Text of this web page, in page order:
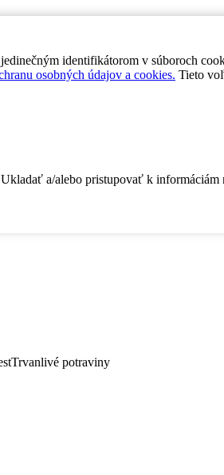
identifikátorom v súboroch
osobných údajov a cookies. Tieto
a/alebo pristupovať k informáciám
Trvanlivé potraviny